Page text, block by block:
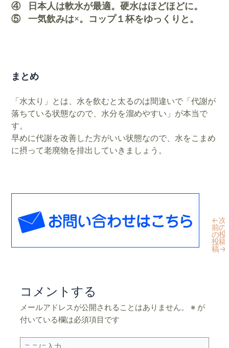
④ 日本人は軟水が最適。硬水はほどほどに。
⑤ 一気飲みは×。コップ１杯をゆっくりと。
まとめ
「水太り」とは、水を飲むと太るのは間違いで「代謝が
落ちている状態なので、水分を溜めやすい」が本当で
す。
早めに代謝を改善した方がいい状態なので、水をこまめ
に摂って老廃物を排出していきましょう。
←
前
の
投
稿
次
の
投
稿
→
コメントする
メールアドレスが公開されることはありません。 ※ が
付いている欄は必須項目です
こ